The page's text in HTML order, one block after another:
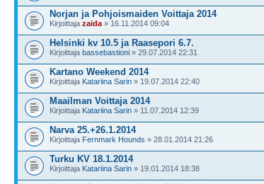
Norjan ja Pohjoismaiden Voittaja 2014
Kirjoittaja zaida » 16.11.2014 09:04
Helsinki kv 10.5 ja Raasepori 6.7.
Kirjoittaja bassebastioni » 29.07.2014 22:31
Kartano Weekend 2014
Kirjoittaja Katariina Sarin » 19.07.2014 22:40
Maailman Voittaja 2014
Kirjoittaja Katariina Sarin » 11.07.2014 12:39
Narva 25.+26.1.2014
Kirjoittaja Fernmark Hounds » 28.01.2014 21:26
Turku KV 18.1.2014
Kirjoittaja Katariina Sarin » 19.01.2014 18:38